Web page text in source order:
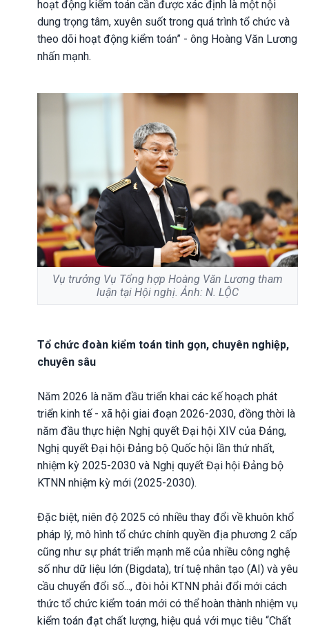
hoạt động kiểm toán cần được xác định là một nội
dung trọng tâm, xuyên suốt trong quá trình tổ chức và
theo dõi hoạt động kiểm toán” - ông Hoàng Văn Lương
nhấn mạnh.
Vụ trưởng Vụ Tổng hợp Hoàng Văn Lương tham
luận tại Hội nghị. Ảnh: N. LỘC
Tổ chức đoàn kiểm toán tinh gọn, chuyên nghiệp,
chuyên sâu
Năm 2026 là năm đầu triển khai các kế hoạch phát
triển kinh tế - xã hội giai đoạn 2026-2030, đồng thời là
năm đầu thực hiện Nghị quyết Đại hội XIV của Đảng,
Nghị quyết Đại hội Đảng bộ Quốc hội lần thứ nhất,
nhiệm kỳ 2025-2030 và Nghị quyết Đại hội Đảng bộ
KTNN nhiệm kỳ mới (2025-2030).
Đặc biệt, niên độ 2025 có nhiều thay đổi về khuôn khổ
pháp lý, mô hình tổ chức chính quyền địa phương 2 cấp
cũng như sự phát triển mạnh mẽ của nhiều công nghệ
số như dữ liệu lớn (Bigdata), trí tuệ nhân tạo (AI) và yêu
cầu chuyển đổi số..., đòi hỏi KTNN phải đổi mới cách
thức tổ chức kiểm toán mới có thể hoàn thành nhiệm vụ
kiểm toán đạt chất lượng, hiệu quả với mục tiêu “Chất